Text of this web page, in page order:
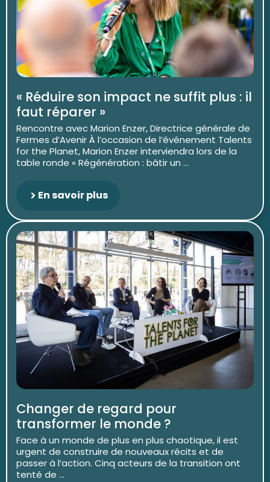
« Réduire son impact ne suffit plus : il
faut réparer »
Rencontre avec Marion Enzer, Directrice générale de
Fermes d’Avenir À l’occasion de l’événement Talents
for the Planet, Marion Enzer interviendra lors de la
table ronde « Régénération : bâtir un ...
En savoir plus
Changer de regard pour
transformer le monde ?
Face à un monde de plus en plus chaotique, il est
urgent de construire de nouveaux récits et de
passer à l’action. Cinq acteurs de la transition ont
tenté de ...